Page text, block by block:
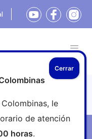
le
de atención
horas.
Cerrar